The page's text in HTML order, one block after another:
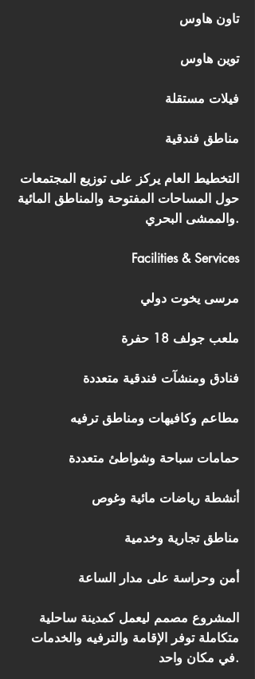
تاون هاوس
توين هاوس
فيلات مستقلة
مناطق فندقية
التخطيط العام يركز على توزيع المجتمعات
حول المساحات المفتوحة والمناطق المائية
والممشى البحري.
Facilities & Services
مرسى يخوت دولي
ملعب جولف 18 حفرة
فنادق ومنشآت فندقية متعددة
مطاعم وكافيهات ومناطق ترفيه
حمامات سباحة وشواطئ متعددة
أنشطة رياضات مائية وغوص
مناطق تجارية وخدمية
أمن وحراسة على مدار الساعة
المشروع مصمم ليعمل كمدينة ساحلية
متكاملة توفر الإقامة والترفيه والخدمات
في مكان واحد.